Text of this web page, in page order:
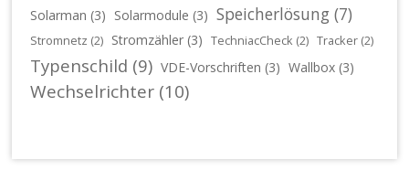
Solarman (3) Solarmodule (3) Speicherlösung (7)
Stromnetz (2) Stromzähler (3) TechniacCheck (2) Tracker (2)
Typenschild (9) VDE-Vorschriften (3) Wallbox (3)
Wechselrichter (10)